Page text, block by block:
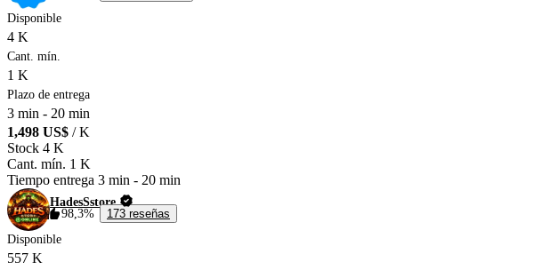
Disponible
4 K
Cant. mín.
1 K
Plazo de entrega
3 min - 20 min
1,498 US$ / K
Stock 4 K
Cant. mín. 1 K
Tiempo entrega 3 min - 20 min
HadesSstore
98,3%
173 reseñas
Disponible
557 K